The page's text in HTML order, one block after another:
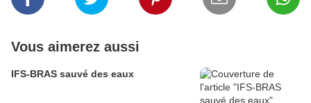
Vous aimerez aussi
IFS-BRAS sauvé des eaux